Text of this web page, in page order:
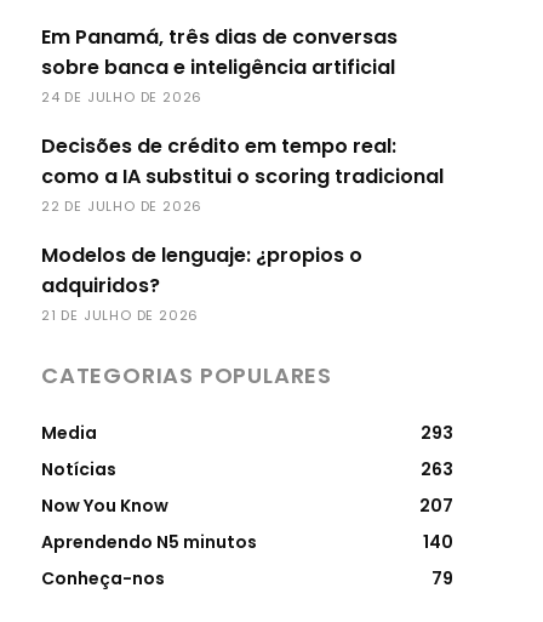
Em Panamá, três dias de conversas
sobre banca e inteligência artificial
24 DE JULHO DE 2026
Decisões de crédito em tempo real:
como a IA substitui o scoring tradicional
22 DE JULHO DE 2026
Modelos de lenguaje: ¿propios o
adquiridos?
21 DE JULHO DE 2026
CATEGORIAS POPULARES
Media
293
Notícias
263
Now You Know
207
Aprendendo N5 minutos
140
Conheça-nos
79